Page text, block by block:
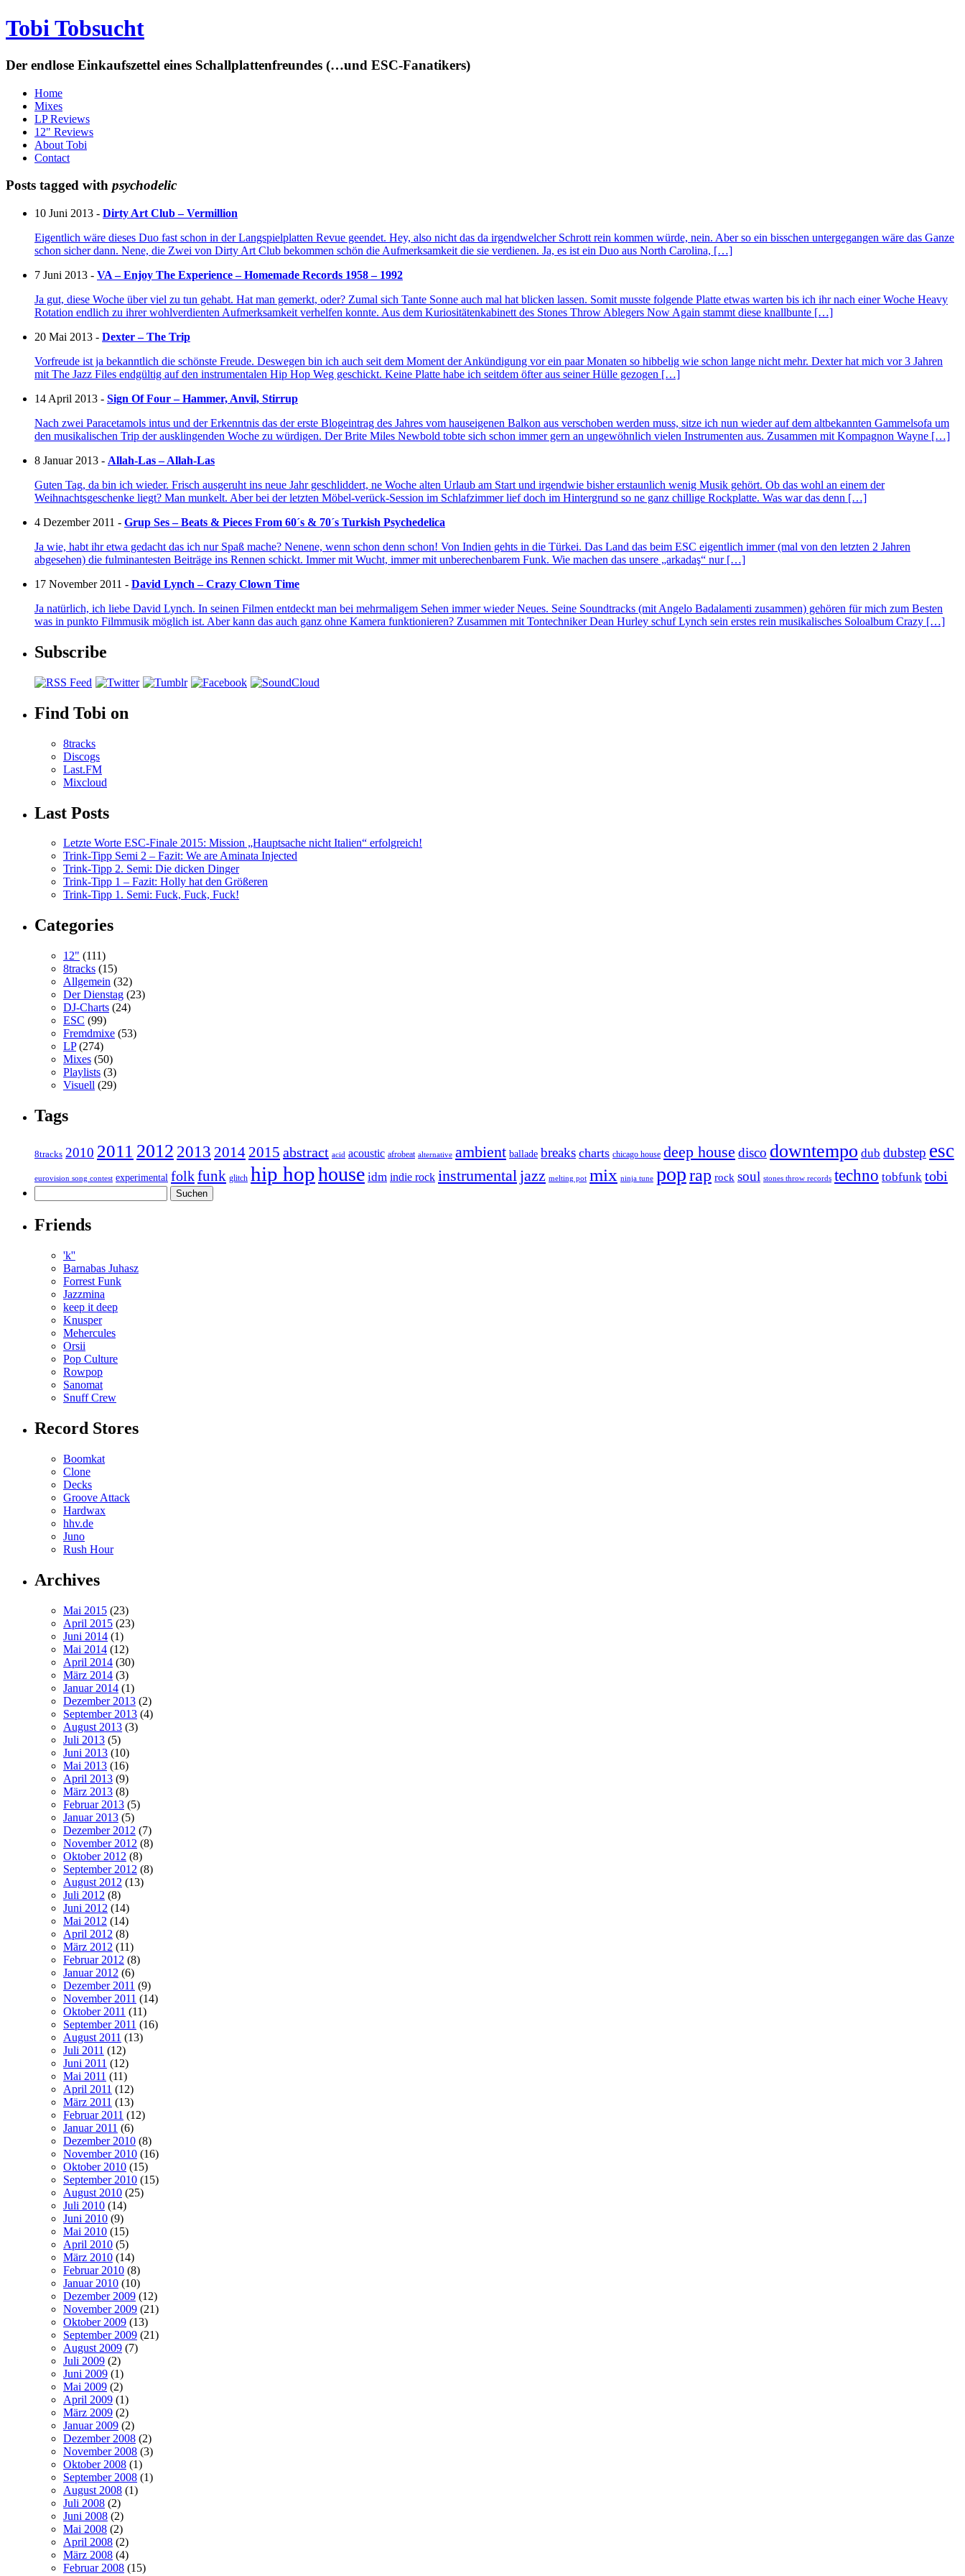
Tobi Tobsucht
Der endlose Einkaufszettel eines Schallplattenfreundes (…und ESC-Fanatikers)
Home
Mixes
LP Reviews
12" Reviews
About Tobi
Contact
Posts tagged with psychodelic
10 Juni 2013 - Dirty Art Club – Vermillion
Eigentlich wäre dieses Duo fast schon in der Langspielplatten Revue geendet. Hey, also nicht das da irgendwelcher Schrott rein kommen würde, nein. Aber so ein bisschen untergegangen wäre das Ganze
schon sicher dann. Nene, die Zwei von Dirty Art Club bekommen schön die Aufmerksamkeit die sie verdienen. Ja, es ist ein Duo aus North Carolina, […]
7 Juni 2013 - VA – Enjoy The Experience – Homemade Records 1958 – 1992
Ja gut, diese Woche über viel zu tun gehabt. Hat man gemerkt, oder? Zumal sich Tante Sonne auch mal hat blicken lassen. Somit musste folgende Platte etwas warten bis ich ihr nach einer Woche Heavy
Rotation endlich zu ihrer wohlverdienten Aufmerksamkeit verhelfen konnte. Aus dem Kuriositätenkabinett des Stones Throw Ablegers Now Again stammt diese knallbunte […]
20 Mai 2013 - Dexter – The Trip
Vorfreude ist ja bekanntlich die schönste Freude. Deswegen bin ich auch seit dem Moment der Ankündigung vor ein paar Monaten so hibbelig wie schon lange nicht mehr. Dexter hat mich vor 3 Jahren
mit The Jazz Files endgültig auf den instrumentalen Hip Hop Weg geschickt. Keine Platte habe ich seitdem öfter aus seiner Hülle gezogen […]
14 April 2013 - Sign Of Four – Hammer, Anvil, Stirrup
Nach zwei Paracetamols intus und der Erkenntnis das der erste Blogeintrag des Jahres vom hauseigenen Balkon aus verschoben werden muss, sitze ich nun wieder auf dem altbekannten Gammelsofa um
den musikalischen Trip der ausklingenden Woche zu würdigen. Der Brite Miles Newbold tobte sich schon immer gern an ungewöhnlich vielen Instrumenten aus. Zusammen mit Kompagnon Wayne […]
8 Januar 2013 - Allah-Las – Allah-Las
Guten Tag, da bin ich wieder. Frisch ausgeruht ins neue Jahr geschliddert, ne Woche alten Urlaub am Start und irgendwie bisher erstaunlich wenig Musik gehört. Ob das wohl an einem der
Weihnachtsgeschenke liegt? Man munkelt. Aber bei der letzten Möbel-verück-Session im Schlafzimmer lief doch im Hintergrund so ne ganz chillige Rockplatte. Was war das denn […]
4 Dezember 2011 - Grup Ses – Beats & Pieces From 60´s & 70´s Turkish Psychedelica
Ja wie, habt ihr etwa gedacht das ich nur Spaß mache? Nenene, wenn schon denn schon! Von Indien gehts in die Türkei. Das Land das beim ESC eigentlich immer (mal von den letzten 2 Jahren
abgesehen) die fulminantesten Beiträge ins Rennen schickt. Immer mit Wucht, immer mit unberechenbarem Funk. Wie machen das unsere „arkadaş“ nur […]
17 November 2011 - David Lynch – Crazy Clown Time
Ja natürlich, ich liebe David Lynch. In seinen Filmen entdeckt man bei mehrmaligem Sehen immer wieder Neues. Seine Soundtracks (mit Angelo Badalamenti zusammen) gehören für mich zum Besten
was in punkto Filmmusik möglich ist. Aber kann das auch ganz ohne Kamera funktionieren? Zusammen mit Tontechniker Dean Hurley schuf Lynch sein erstes rein musikalisches Soloalbum Crazy […]
Subscribe
Find Tobi on
8tracks
Discogs
Last.FM
Mixcloud
Last Posts
Letzte Worte ESC-Finale 2015: Mission „Hauptsache nicht Italien“ erfolgreich!
Trink-Tipp Semi 2 – Fazit: We are Aminata Injected
Trink-Tipp 2. Semi: Die dicken Dinger
Trink-Tipp 1 – Fazit: Holly hat den Größeren
Trink-Tipp 1. Semi: Fuck, Fuck, Fuck!
Categories
12" (111)
8tracks (15)
Allgemein (32)
Der Dienstag (23)
DJ-Charts (24)
ESC (99)
Fremdmixe (53)
LP(274)
Mixes (50)
Playlists (3)
Visuell (29)
Tags
8tracks 2010 2011 2012 2013 2014 2015 abstract acid acoustic afrobeat alternative ambient ballade breaks charts chicago house deep house disco downtempo dub dubstep esc
eurovision song contest experimental folkfunk glitch hip hophouse idm indie rock instrumentaljazz melting pot mix ninja tune poprap rock soul stones throw records techno tobfunk tobi
nach:
Friends
'k''
Barnabas Juhasz
Forrest Funk
Jazzmina
keep it deep
Knusper
Mehercules
Orsii
Pop Culture
Rowpop
Sanomat
Snuff Crew
Record Stores
Boomkat
Clone
Decks
Groove Attack
Hardwax
hhv.de
Juno
Rush Hour
Archives
Mai 2015 (23)
April 2015 (23)
Juni 2014 (1)
Mai 2014 (12)
April 2014 (30)
März 2014 (3)
Januar 2014 (1)
Dezember 2013 (2)
September 2013 (4)
August 2013 (3)
Juli 2013 (5)
Juni 2013 (10)
Mai 2013 (16)
April 2013 (9)
März 2013 (8)
Februar 2013 (5)
Januar 2013 (5)
Dezember 2012 (7)
November 2012 (8)
Oktober 2012 (8)
September 2012 (8)
August 2012 (13)
Juli 2012 (8)
Juni 2012 (14)
Mai 2012 (14)
April 2012 (8)
März 2012 (11)
Februar 2012 (8)
Januar 2012 (6)
Dezember 2011 (9)
November 2011 (14)
Oktober 2011 (11)
September 2011 (16)
August 2011 (13)
Juli 2011 (12)
Juni 2011 (12)
Mai 2011 (11)
April 2011 (12)
März 2011 (13)
Februar 2011 (12)
Januar 2011 (6)
Dezember 2010 (8)
November 2010 (16)
Oktober 2010 (15)
September 2010 (15)
August 2010 (25)
Juli 2010 (14)
Juni 2010 (9)
Mai 2010 (15)
April 2010 (5)
März 2010 (14)
Februar 2010 (8)
Januar 2010 (10)
Dezember 2009 (12)
November 2009 (21)
Oktober 2009 (13)
September 2009 (21)
August 2009 (7)
Juli 2009 (2)
Juni 2009 (1)
Mai 2009 (2)
April 2009 (1)
März 2009 (2)
Januar 2009 (2)
Dezember 2008 (2)
November 2008 (3)
Oktober 2008 (1)
September 2008 (1)
August 2008 (1)
Juli 2008 (2)
Juni 2008 (2)
Mai 2008 (2)
April 2008 (2)
März 2008 (4)
Februar 2008 (15)